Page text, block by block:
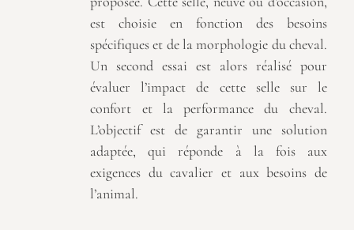
est choisie en fonction des besoins
spécifiques et de la morphologie du cheval.
Un second essai est alors réalisé pour
évaluer l’impact de cette selle sur le
confort et la performance du cheval.
L’objectif est de garantir une solution
adaptée, qui réponde à la fois aux
exigences du cavalier et aux besoins de
l’animal.